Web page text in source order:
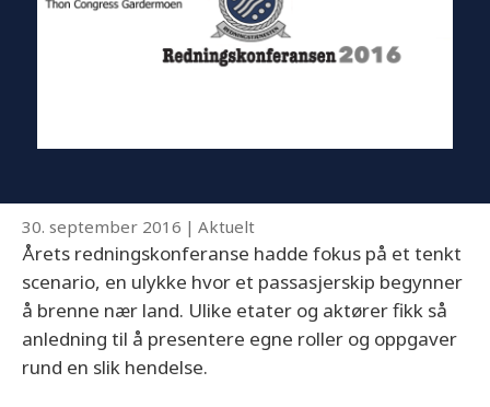
30. september 2016 | Aktuelt
Årets redningskonferanse hadde fokus på et tenkt
scenario, en ulykke hvor et passasjerskip begynner
å brenne nær land. Ulike etater og aktører fikk så
anledning til å presentere egne roller og oppgaver
rund en slik hendelse.